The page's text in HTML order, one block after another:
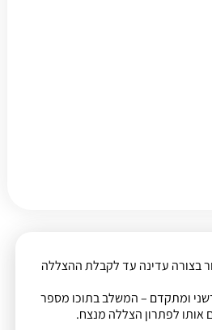
אור בצורה עדינה עד לקבלת ההצללה
ומתקדם – המשלב בתוכו מספר
אותו לפתרון הצללה מנצח.